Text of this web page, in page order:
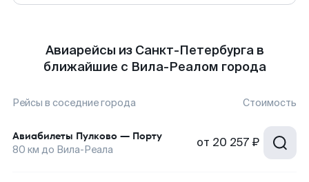
Авиарейсы из Санкт-Петербурга в
ближайшие с Вила-Реалом города
Рейсы в соседние города Стоимость
Авиабилеты Пулково — Порту
80 км до Вила-Реала от 20 257 ₽